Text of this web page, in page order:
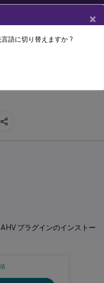
ジェント
Linux Virtual Delivery
™(MCS) を
イン参加済み
プラグインのインストー
×
語に切り替えますか ?